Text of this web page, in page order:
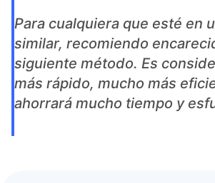
Para cualquiera que esté en
similar, recomiendo
siguiente método. Es
más rápido, mucho más
ahorrará mucho tiempo y